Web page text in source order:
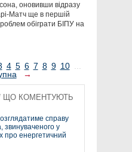
оновивши відразу
Матч ще в першій
обіграти БІПУ на
4 5 6 7 8 9 10 ...
→
ЩО КОМЕНТУЮТЬ
справу
звинуваченого у
про енергетичний